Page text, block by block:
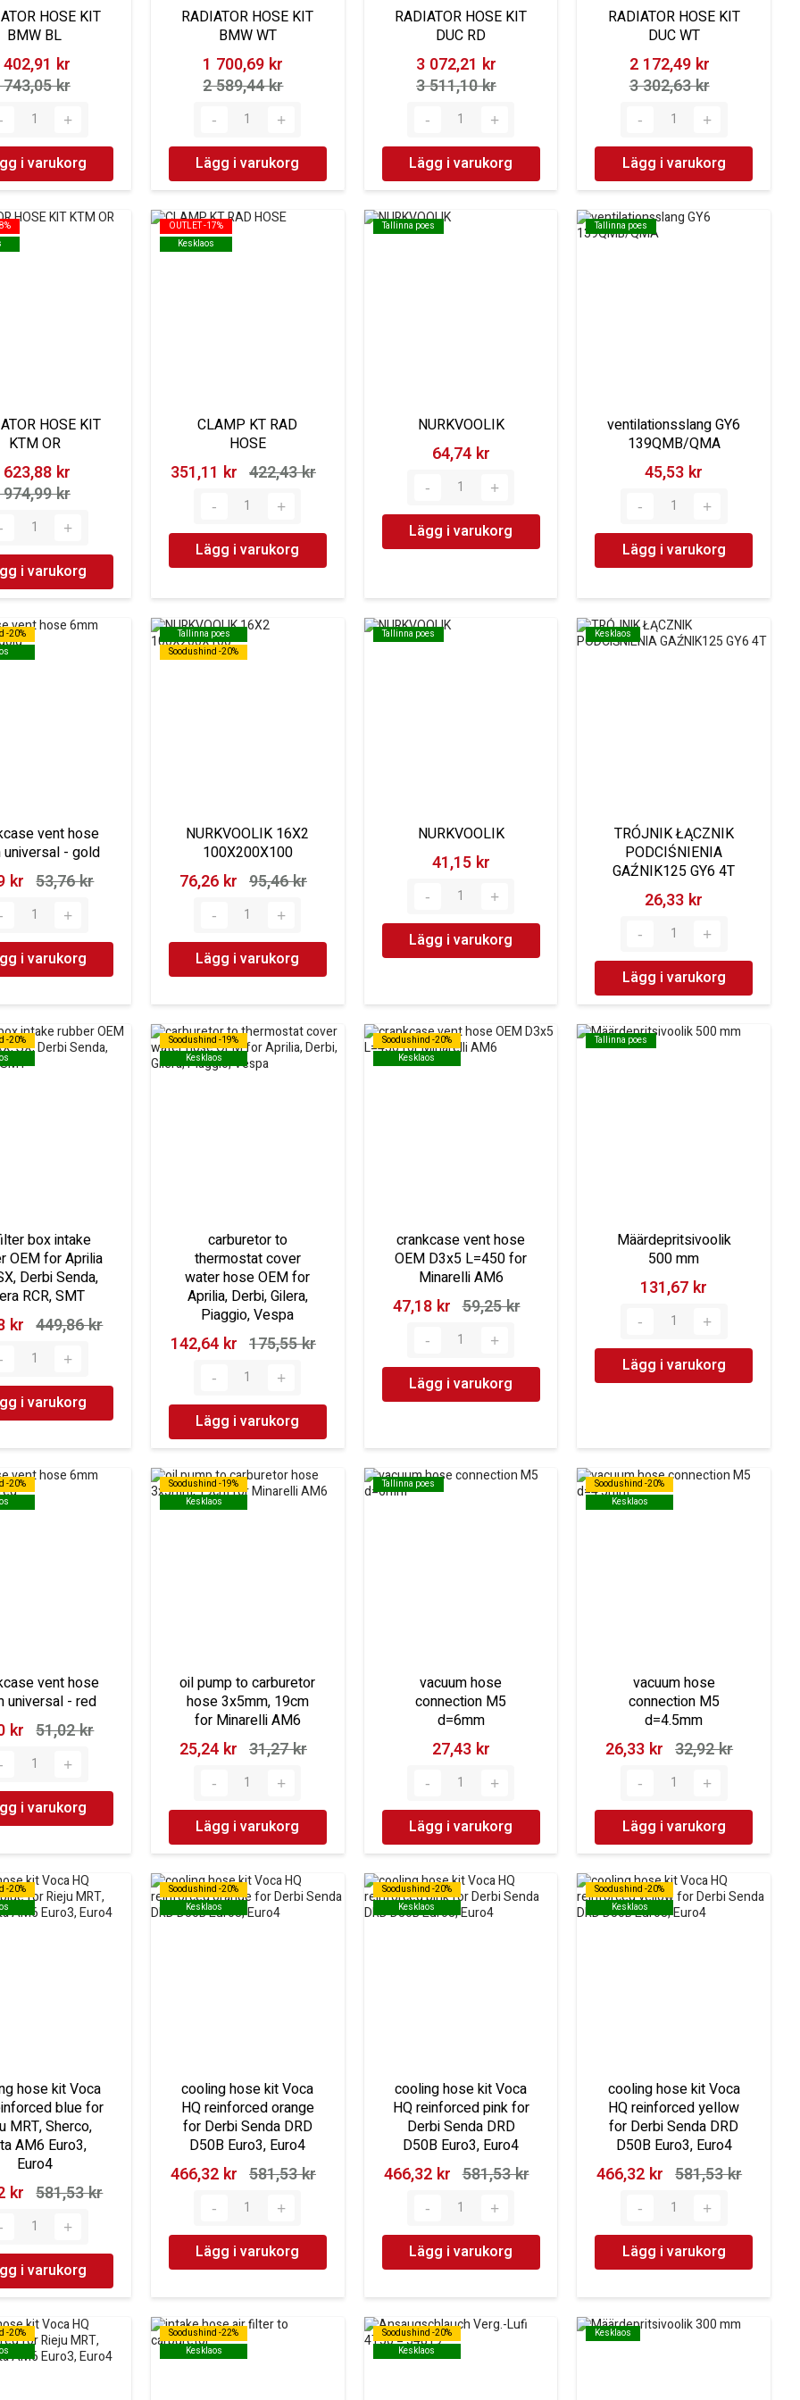
HOSE KIT
BMW BL
kr‎
kr‎
i varukorg
RADIATOR HOSE KIT
BMW WT
1 700,69 kr‎
2 589,44 kr‎
Lägg i varukorg
RADIATOR HOSE KIT
DUC RD
3 072,21 kr‎
3 511,10 kr‎
Lägg i varukorg
RADIATOR HOSE KIT
DUC WT
2 172,49 kr‎
3 302,63 kr‎
Lägg i varukorg
HOSE KIT
KTM OR
kr‎
kr‎
i varukorg
OUTLET -17%
Kesklaos
OUTLET -17%
Kesklaos
CLAMP KT RAD
HOSE
351,11 kr‎ 422,43 kr‎
Lägg i varukorg
Tallinna poes
Tallinna poes
NURKVOOLIK
64,74 kr‎
Lägg i varukorg
Tallinna poes
Tallinna poes
ventilationsslang GY6
139QMB/QMA
45,53 kr‎
Lägg i varukorg
-20%
-20%
vent hose
universal - gold
kr‎ 53,76 kr‎
i varukorg
Tallinna poes
Soodushind -20%
Tallinna poes
Soodushind -20%
NURKVOOLIK 16X2
100X200X100
76,26 kr‎ 95,46 kr‎
Lägg i varukorg
Tallinna poes
Tallinna poes
NURKVOOLIK
41,15 kr‎
Lägg i varukorg
Kesklaos
Kesklaos
TRÓJNIK ŁĄCZNIK
PODCIŚNIENIA
GAŹNIK125 GY6 4T
26,33 kr‎
Lägg i varukorg
-20%
-20%
box intake
OEM for Aprilia
Derbi Senda,
RCR, SMT
kr‎ 449,86 kr‎
i varukorg
Soodushind -19%
Kesklaos
Soodushind -19%
Kesklaos
carburetor to
thermostat cover
water hose OEM for
Aprilia, Derbi, Gilera,
Piaggio, Vespa
142,64 kr‎ 175,55 kr‎
Lägg i varukorg
Soodushind -20%
Kesklaos
Soodushind -20%
Kesklaos
crankcase vent hose
OEM D3x5 L=450 for
Minarelli AM6
47,18 kr‎ 59,25 kr‎
Lägg i varukorg
Tallinna poes
Tallinna poes
Määrdepritsivoolik
500 mm
131,67 kr‎
Lägg i varukorg
-20%
-20%
vent hose
universal - red
kr‎ 51,02 kr‎
i varukorg
Soodushind -19%
Kesklaos
Soodushind -19%
Kesklaos
oil pump to carburetor
hose 3x5mm, 19cm
for Minarelli AM6
25,24 kr‎ 31,27 kr‎
Lägg i varukorg
Tallinna poes
Tallinna poes
vacuum hose
connection M5
d=6mm
27,43 kr‎
Lägg i varukorg
Soodushind -20%
Kesklaos
Soodushind -20%
Kesklaos
vacuum hose
connection M5
d=4.5mm
26,33 kr‎ 32,92 kr‎
Lägg i varukorg
-20%
-20%
hose kit Voca
blue for
MRT, Sherco,
AM6 Euro3,
Euro4
kr‎ 581,53 kr‎
i varukorg
Soodushind -20%
Kesklaos
Soodushind -20%
Kesklaos
cooling hose kit Voca
HQ reinforced orange
for Derbi Senda DRD
D50B Euro3, Euro4
466,32 kr‎ 581,53 kr‎
Lägg i varukorg
Soodushind -20%
Kesklaos
Soodushind -20%
Kesklaos
cooling hose kit Voca
HQ reinforced pink for
Derbi Senda DRD
D50B Euro3, Euro4
466,32 kr‎ 581,53 kr‎
Lägg i varukorg
Soodushind -20%
Kesklaos
Soodushind -20%
Kesklaos
cooling hose kit Voca
HQ reinforced yellow
for Derbi Senda DRD
D50B Euro3, Euro4
466,32 kr‎ 581,53 kr‎
Lägg i varukorg
-20%
-20%
Soodushind -22%
Kesklaos
Soodushind -22%
Kesklaos
Soodushind -20%
Kesklaos
Soodushind -20%
Kesklaos
Kesklaos
Kesklaos